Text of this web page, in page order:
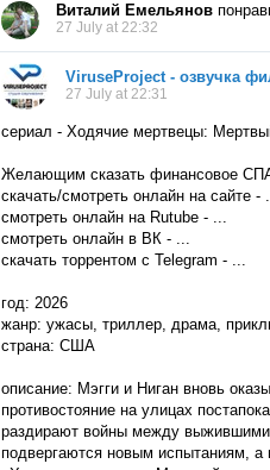
Виталий Емельянов
27 July at 22:32
ViruseProject - озвучка
27 July at 22:31
сериал - Ходячие мертвецы:
Желающим сказать финансовое
скачать/смотреть онлайн на сайте -
смотреть онлайн на Rutube - ...
смотреть онлайн в ВК - ...
скачать торрентом с Telegram - ...
год: 2026
жанр: ужасы, триллер, драма,
страна: США
описание: Мэгги и Ниган вновь
противостояние на улицах
раздирают войны между
подвергаются новым испытаниям, а